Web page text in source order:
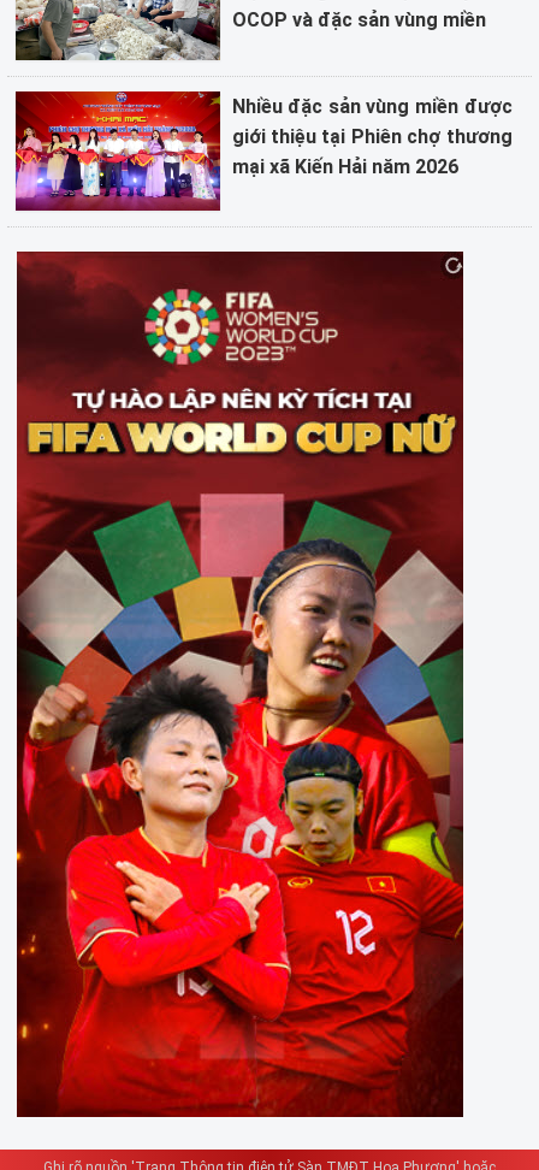
OCOP và đặc sản vùng miền
Nhiều đặc sản vùng miền được
giới thiệu tại Phiên chợ thương
mại xã Kiến Hải năm 2026